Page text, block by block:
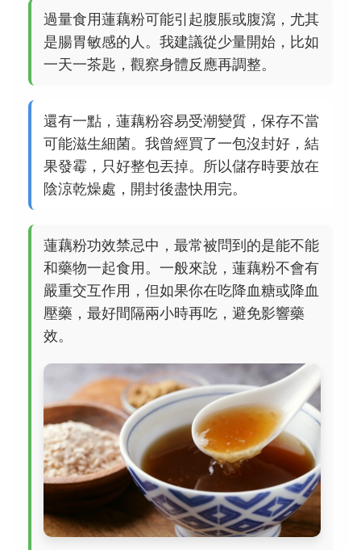
過量食用蓮藕粉可能引起腹脹或腹瀉，尤其
是腸胃敏感的人。我建議從少量開始，比如
一天一茶匙，觀察身體反應再調整。
還有一點，蓮藕粉容易受潮變質，保存不當
可能滋生細菌。我曾經買了一包沒封好，結
果發霉，只好整包丟掉。所以儲存時要放在
陰涼乾燥處，開封後盡快用完。
蓮藕粉功效禁忌中，最常被問到的是能不能
和藥物一起食用。一般來說，蓮藕粉不會有
嚴重交互作用，但如果你在吃降血糖或降血
壓藥，最好間隔兩小時再吃，避免影響藥
效。